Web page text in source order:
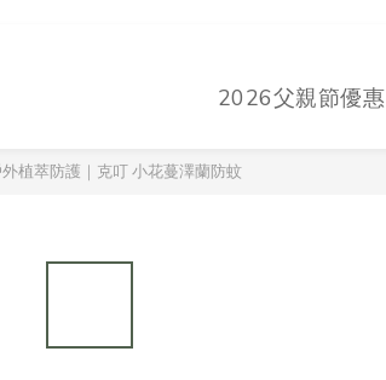
2026父親節優惠
植萃防護｜克叮 小花蔓澤蘭防蚊